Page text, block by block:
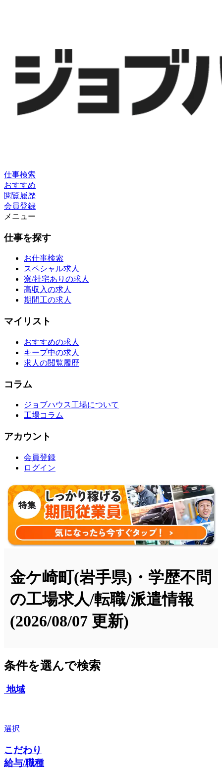
仕事検索
おすすめ
閲覧履歴
会員登録
メニュー
仕事を探す
お仕事検索
スペシャル求人
寮/社宅ありの求人
高収入の求人
期間工の求人
マイリスト
おすすめの求人
キープ中の求人
求人の閲覧履歴
コラム
ジョブハウス工場について
工場コラム
アカウント
会員登録
ログイン
金ケ崎町(岩手県)・学歴不問
の工場求人/転職/派遣情報
(2026/08/07 更新)
条件を選んで検索
地域
選択
こだわり
給与/職種